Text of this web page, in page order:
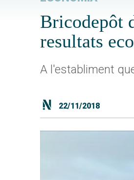
Bricodepôt
resultats
A l'establiment
22/11/2018